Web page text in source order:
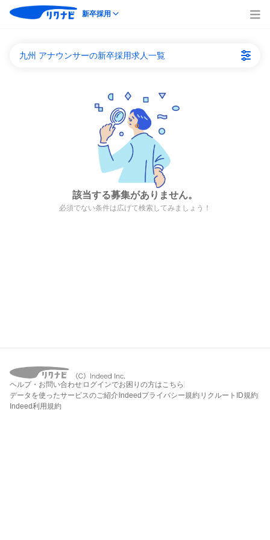
新卒採用
九州 アナウンサーの新卒採用求人一覧
該当する募集がありません。
必須でない条件は広げて検索してみましょう！
ヘルプ・お問い合わせ ログインでお困りの方はこちら
データを使ったサービスのご紹介 Indeedプライバシー規約 リクルートID規約
Indeed利用規約